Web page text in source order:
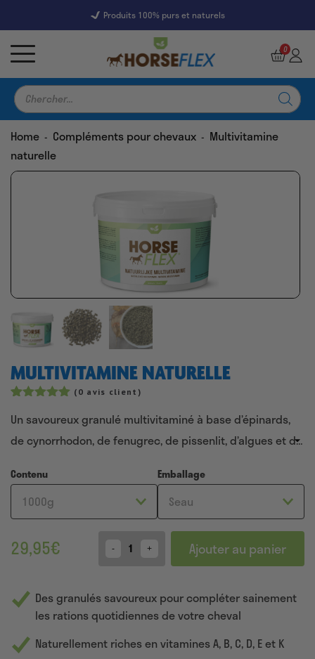
Produits 100% purs et naturels
9,5 7247 Reviews
Recherche
de
produits
0
Home - Compléments pour chevaux - Multivitamine
naturelle
MULTIVITAMINE NATURELLE
sur 5
notations
( 0 avis client)
Un savoureux granulé multivitaminé à base d’épinards,
de cynorrhodon, de fenugrec, de pissenlit, d’algues et de
riches en vitamines A, B, C, D, E et K et constituent un
complément sain et savoureux à la ration quotidienne de
votre cheval.
Des granulés savoureux pour compléter sainement
les rations quotidiennes de votre cheval
Naturellement riches en vitamines A, B, C, D, E et K
Contenu Emballage
29,95€ Quantity Ajouter au panier